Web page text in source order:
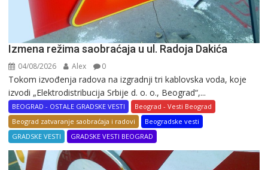
Izmena režima saobraćaja u ul. Radoja Dakića
04/08/2026 Alex 0
Tokom izvođenja radova na izgradnji tri kablovska voda, koje
izvodi „Elektrodistribucija Srbije d. o. o., Beograd“,...
BEOGRAD - OSTALE GRADSKE VESTI
Beograd - Vesti Beograd
Beograd zatvaranje saobraćaja i radovi
Beogradske vesti
GRADSKE VESTI
GRADSKE VESTI BEOGRAD